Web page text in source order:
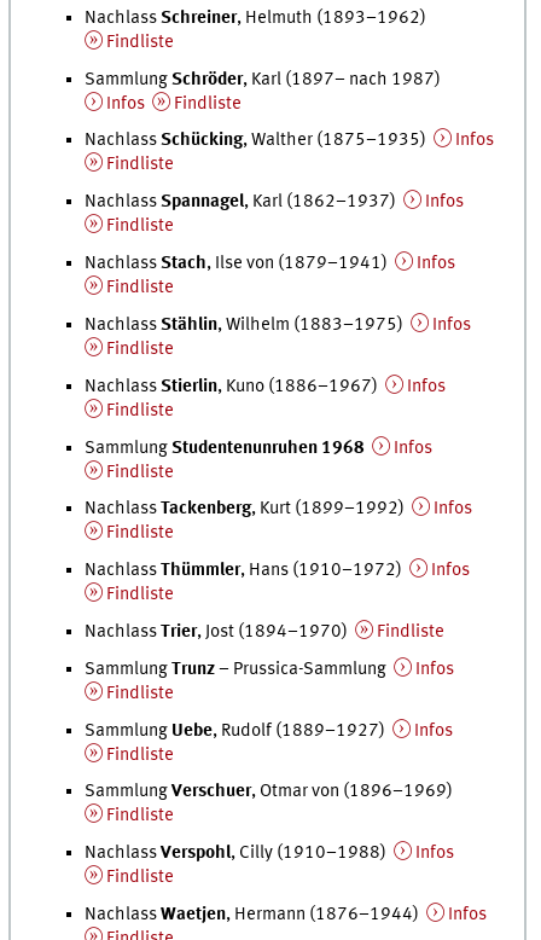
NachlassSchreiner, Helmuth (1893–1962)
Findliste
SammlungSchröder, Karl (1897– nach 1987)
Infos
Findliste
NachlassSchücking, Walther (1875–1935)
Infos
Findliste
NachlassSpannagel, Karl (1862–1937)
Infos
Findliste
NachlassStach, Ilse von (1879–1941)
Infos
Findliste
NachlassStählin, Wilhelm (1883–1975)
Infos
Findliste
NachlassStierlin, Kuno (1886–1967)
Infos
Findliste
SammlungStudentenunruhen 1968
Infos
Findliste
NachlassTackenberg, Kurt (1899–1992)
Infos
Findliste
NachlassThümmler, Hans (1910–1972)
Infos
Findliste
NachlassTrier, Jost (1894–1970)
Findliste
SammlungTrunz– Prussica-Sammlung
Infos
Findliste
Sammlung Uebe, Rudolf (1889–1927)
Infos
Findliste
SammlungVerschuer, Otmar von (1896–1969)
Findliste
NachlassVerspohl, Cilly (1910–1988)
Infos
Findliste
NachlassWaetjen, Hermann (1876–1944)
Infos